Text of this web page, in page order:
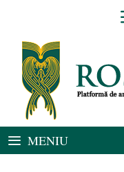
conținut
MENIU